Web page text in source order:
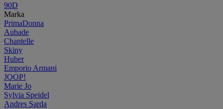
90D
Marka
PrimaDonna
Aubade
Chantelle
Skiny
Huber
Emporio Armani
JOOP!
Marie Jo
Sylvia Speidel
Andres Sarda